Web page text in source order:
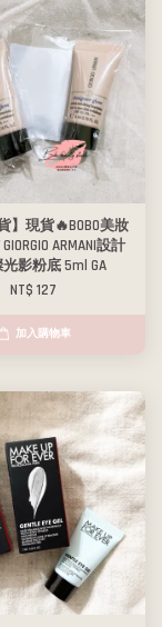
】現貨🔥BOBO美妝
ARMANI設計
影粉底 5ml GA
NT$ 127
加入購物車